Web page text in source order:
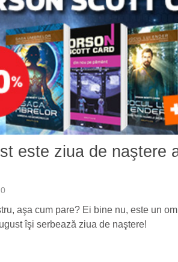
este ziua de naştere
0
aşa cum pare? Ei bine nu, este un
îşi serbează ziua de naştere!